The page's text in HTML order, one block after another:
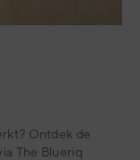
Ontdek de
The Blueriq